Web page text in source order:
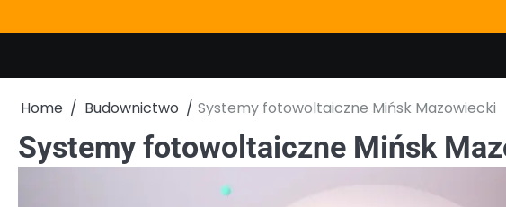
to
Home Budownictwo Systemy fotowoltaiczne Mińsk Mazowiecki
Systemy fotowoltaiczne Mińsk